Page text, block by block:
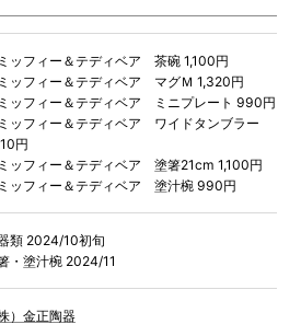
ッフィー＆テディベア 茶碗 1,100円
ッフィー＆テディベア マグＭ 1,320円
ッフィー＆テディベア ミニプレート 990円
ッフィー＆テディベア ワイドタンブラー
円
ッフィー＆テディベア 塗箸21cm 1,100円
ミッフィー＆テディベア 塗汁椀 990円
類 2024/10初旬
・塗汁椀 2024/11
株）金正陶器